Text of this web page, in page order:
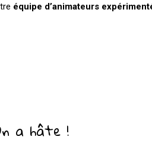
équipe d’animateurs
a hâte !